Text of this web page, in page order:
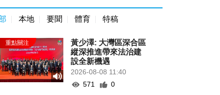
本地 要聞 體育 特稿
黃少澤: 大灣區深合區
縱深推進帶來法治建
設全新機遇
2026-08-08 11:40
571
0